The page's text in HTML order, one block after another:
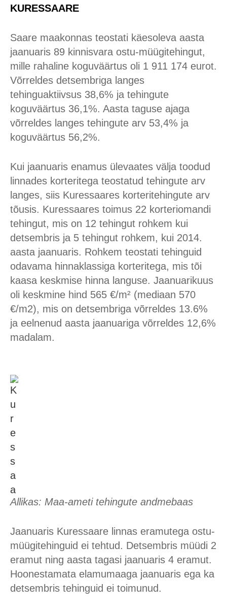
KURESSAARE
Saare maakonnas teostati käesoleva aasta
jaanuaris 89 kinnisvara ostu-müügitehingut,
mille rahaline koguväärtus oli 1 911 174 eurot.
Võrreldes detsembriga langes
tehinguaktiivsus 38,6% ja tehingute
koguväärtus 36,1%. Aasta taguse ajaga
võrreldes langes tehingute arv 53,4% ja
koguväärtus 56,2%.
Kui jaanuaris enamus ülevaates välja toodud
linnades korteritega teostatud tehingute arv
langes, siis Kuressaares korteritehingute arv
tõusis. Kuressaares toimus 22 korteriomandi
tehingut, mis on 12 tehingut rohkem kui
detsembris ja 5 tehingut rohkem, kui 2014.
aasta jaanuaris. Rohkem teostati tehinguid
odavama hinnaklassiga korteritega, mis tõi
kaasa keskmise hinna languse. Jaanuarikuus
oli keskmine hind 565 €/m² (mediaan 570
€/m2), mis on detsembriga võrreldes 13.6%
ja eelnenud aasta jaanuariga võrreldes 12,6%
madalam.
Allikas: Maa-ameti tehingute andmebaas
Jaanuaris Kuressaare linnas eramutega ostu-
müügitehinguid ei tehtud. Detsembris müüdi 2
eramut ning aasta tagasi jaanuaris 4 eramut.
Hoonestamata elamumaaga jaanuaris ega ka
detsembris tehinguid ei toimunud.